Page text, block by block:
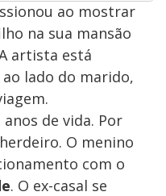
ao mostrar
na sua mansão
artista está
lado do marido,
de vida. Por
O menino
com o
. O ex-casal se